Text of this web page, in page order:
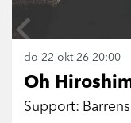
Oh
Support: Barrens
do 22 okt 26 20:00